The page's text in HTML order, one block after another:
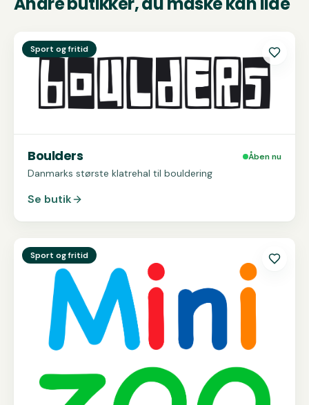
SeBoulders
Sport og fritid
Boulders Åben nu
Danmarks største klatrehal til bouldering
Se butik
SeMiniZOO
Sport og fritid